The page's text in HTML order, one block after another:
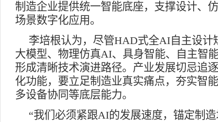
制造企业提供统一智能底座，支撑设计、
场景数字化应用。
李培根认为，尽管HAD式全AI自主设计
大模型、物理仿真AI、具身智能、自主智
形成清晰技术演进路径。产业发展切忌追
化功能，要立足制造业真实痛点，夯实智
多设备协同等底层能力。
“我们必须紧跟AI的发展速度，锚定制